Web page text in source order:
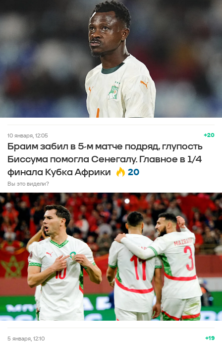
+20
10 января, 12:05
Браим забил в 5-м матче подряд, глупость
Биссума помогла Сенегалу. Главное в 1/4
финала Кубка Африки
20
Вы это видели?
+19
5 января, 12:10